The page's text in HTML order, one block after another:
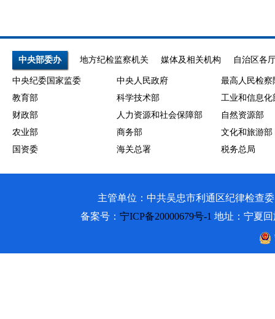
中央部委办 地方纪检监察机关 媒体及相关机构 自治区各
中央纪委国家监委 中央人民政府
最高人民检察
教育部
科学技术部
工业和信息化
财政部
人力资源和社会保障部
自然资源部
农业部
商务部
文化和旅游部
国资委
海关总署 税务总局
主管单位：中共吴忠市利通区纪律检查
备案号： 宁ICP备20000679号-1 地址：宁夏